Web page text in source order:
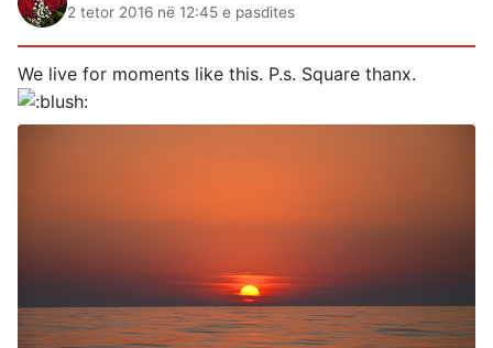
2 tetor 2016 në 12:45 e pasdites
We live for moments like this. P.s. Square thanx.